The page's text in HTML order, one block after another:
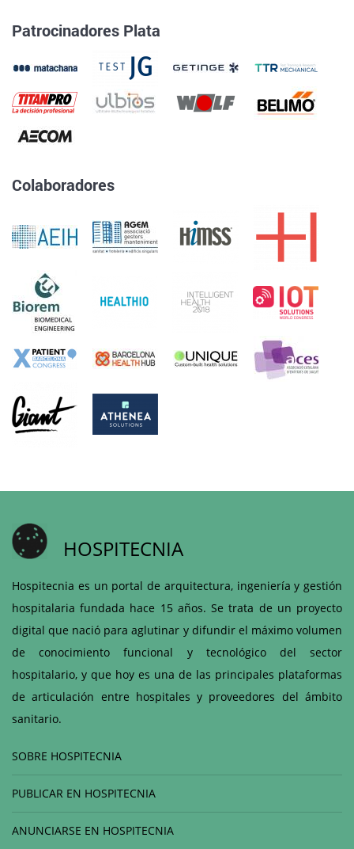
Patrocinadores Plata
Colaboradores
HOSPITECNIA
Hospitecnia es un portal de arquitectura, ingeniería y gestión
hospitalaria fundada hace 15 años. Se trata de un proyecto
digital que nació para aglutinar y difundir el máximo volumen
de conocimiento funcional y tecnológico del sector
hospitalario, y que hoy es una de las principales plataformas
de articulación entre hospitales y proveedores del ámbito
sanitario.
SOBRE HOSPITECNIA
PUBLICAR EN HOSPITECNIA
ANUNCIARSE EN HOSPITECNIA